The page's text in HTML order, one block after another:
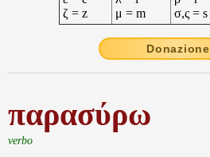
ζ = z
μ = m
σ,ς = s
Donazione
παρασύρω
verbo